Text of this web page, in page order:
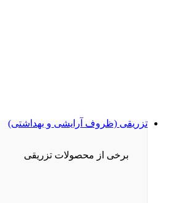
تزریقی (ظروف آرایشی و بهداشتی)
برخی از محصولات تزریقی